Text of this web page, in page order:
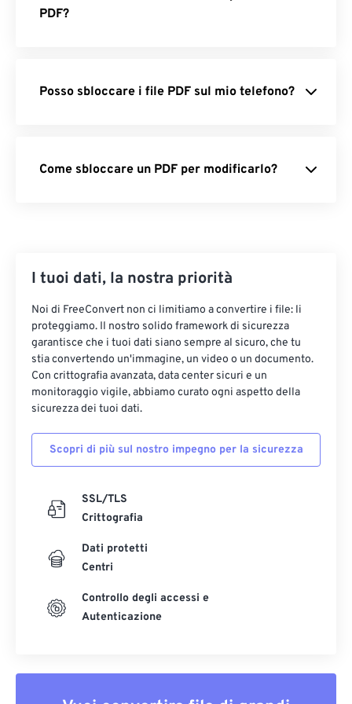
Proteggi PDF con password
: blocca il tuo
Estrai immagini da PDF : estrai tutte le
PDF.
Da Word a PDF: salva i file Word come PDF.
Da JPG a PDF: trasforma le immagini in file
PDF.
Da HEIC a PDF : converti immagini HEIC in
PDF.
Da EPUB a PDF: trasforma gli eBook in PDF.
Pages in PDF- Converti Apple Pages in PDF.
PDF?
Posso sbloccare i file PDF sul mio telefono?
Come sbloccare un PDF per modificarlo?
I tuoi dati, la nostra priorità
Noi di FreeConvert non ci limitiamo a convertire i file: li
proteggiamo. Il nostro solido framework di sicurezza
garantisce che i tuoi dati siano sempre al sicuro, che tu
stia convertendo un'immagine, un video o un documento.
Con crittografia avanzata, data center sicuri e un
monitoraggio vigile, abbiamo curato ogni aspetto della
sicurezza dei tuoi dati.
Scopri di più sul nostro impegno per la sicurezza
SSL/TLS
Crittografia
Dati protetti
Centri
Controllo degli accessi e
Autenticazione